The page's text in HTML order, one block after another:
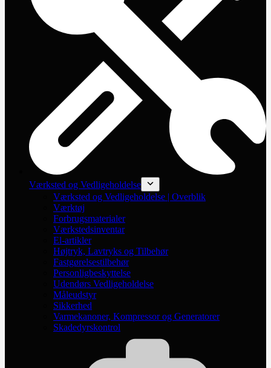
Værksted og Vedligeholdelse
Værksted og Vedligeholdelse | Overblik
Værktøj
Forbrugsmaterialer
Værkstedsinventar
El-artikler
Højtryk, Lavtryks og Tilbehør
Fastgørelsestilbehør
Personligbeskyttelse
Udendørs Vedligeholdelse
Måleudstyr
Sikkerhed
Varmekanoner, Kompressor og Generatorer
Skadedyrskontrol